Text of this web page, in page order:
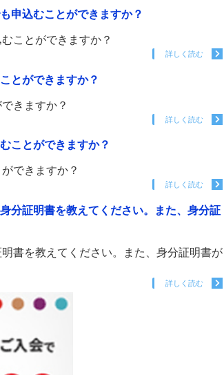
申込むことができますか？
ことができますか？
詳しく読む
とができますか？
きますか？
詳しく読む
ことができますか？
できますか？
詳しく読む
分証明書を教えてください。また、身分証
書を教えてください。また、身分証明書が
詳しく読む